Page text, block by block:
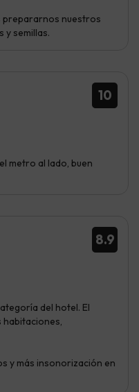
prepararnos nuestros
semillas.
10
metro al lado, buen
8.9
del hotel. El
habitaciones,
y más insonorización en